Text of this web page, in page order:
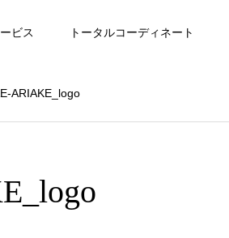
ビス トータルコーディネート
ARIAKE_logo